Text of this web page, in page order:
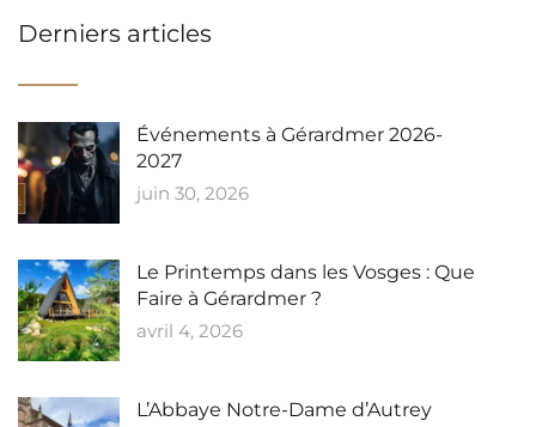
Derniers articles
Événements à Gérardmer 2026-
2027
juin 30, 2026
Le Printemps dans les Vosges : Que
Faire à Gérardmer ?
avril 4, 2026
L’Abbaye Notre-Dame d’Autrey